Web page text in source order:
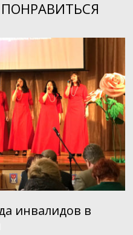
инвалидов в